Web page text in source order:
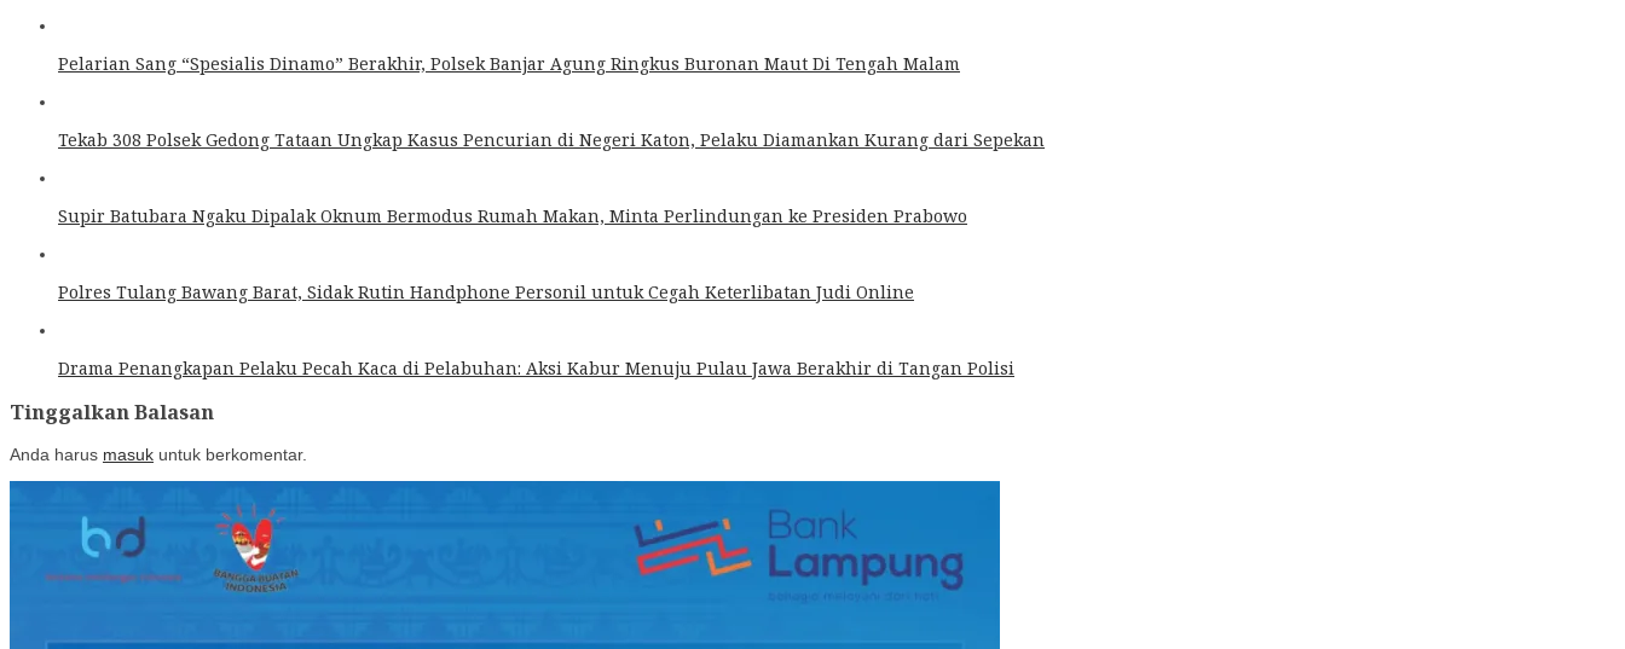
Pelarian Sang “Spesialis Dinamo” Berakhir, Polsek Banjar Agung Ringkus Buronan Maut Di Tengah Malam
Tekab 308 Polsek Gedong Tataan Ungkap Kasus Pencurian di Negeri Katon, Pelaku Diamankan Kurang dari Sepekan
Supir Batubara Ngaku Dipalak Oknum Bermodus Rumah Makan, Minta Perlindungan ke Presiden Prabowo
Polres Tulang Bawang Barat, Sidak Rutin Handphone Personil untuk Cegah Keterlibatan Judi Online
Drama Penangkapan Pelaku Pecah Kaca di Pelabuhan: Aksi Kabur Menuju Pulau Jawa Berakhir di Tangan Polisi
Tinggalkan Balasan
Anda harus masuk untuk berkomentar.